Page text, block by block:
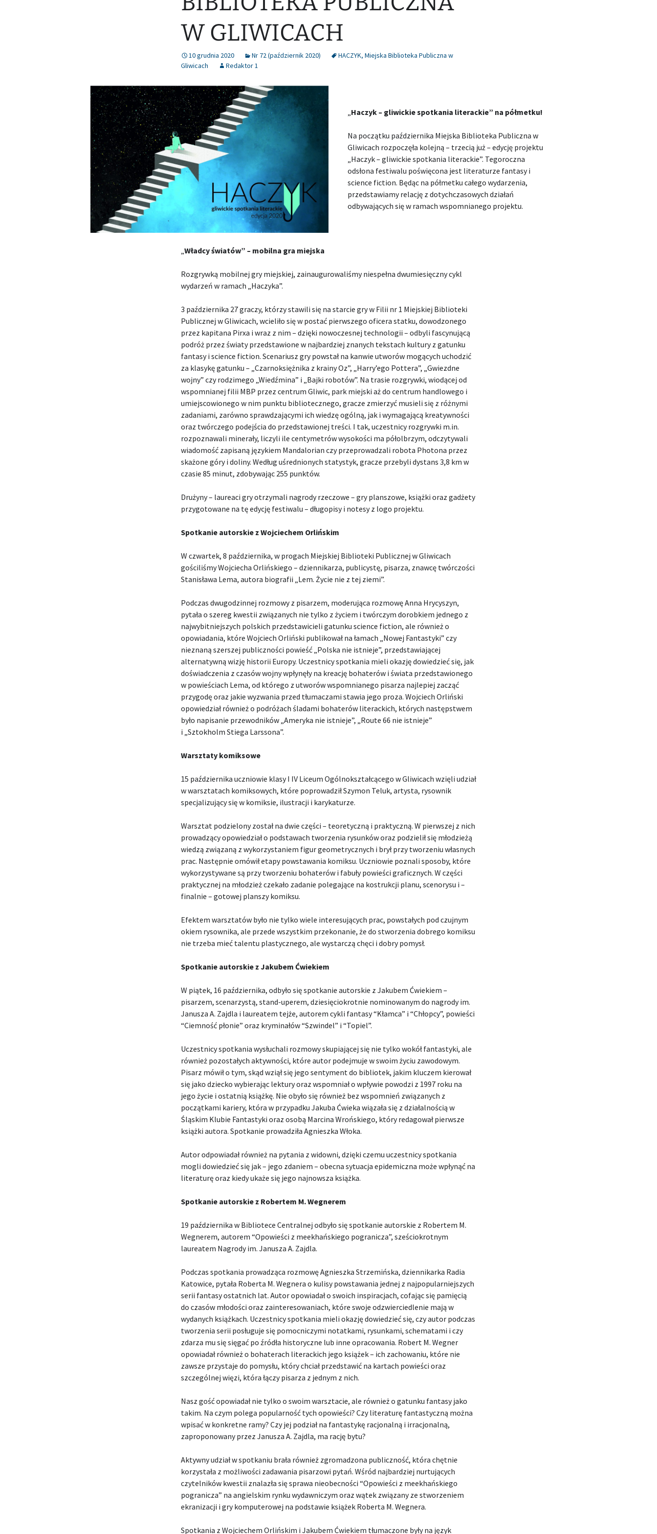
Nr 78 (lipiec/sierpieńW GLIWICACH
10 grudnia 2020 Nr 72 (październik 2020) HACZYK, Miejska Biblioteka Publiczna w
Gliwicach
Redaktor 1
„Haczyk – gliwickie spotkania literackie” na półmetku!
Na początku października Miejska Biblioteka Publiczna w
Gliwicach rozpoczęła kolejną – trzecią już – edycję projektu
„Haczyk – gliwickie spotkania literackie”. Tegoroczna
odsłona festiwalu poświęcona jest literaturze fantasy i
science fiction. Będąc na półmetku całego wydarzenia,
przedstawiamy relację z dotychczasowych działań
odbywających się w ramach wspomnianego projektu.
Władcy światów” – mobilna gra miejska
Rozgrywką mobilnej gry miejskiej, zainaugurowaliśmy niespełna dwumiesięczny cykl
wydarzeń w ramach „Haczyka”.
3 października 27 graczy, którzy stawili się na starcie gry w Filii nr 1 Miejskiej Biblioteki
Publicznej w Gliwicach, wcieliło się w postać pierwszego oficera statku, dowodzonego
przez kapitana Pirxa i wraz z nim – dzięki nowoczesnej technologii – odbyli fascynującą
podróż przez światy przedstawione w najbardziej znanych tekstach kultury z gatunku
fantasy i science fiction. Scenariusz gry powstał na kanwie utworów mogących uchodzić
za klasykę gatunku – „Czarnoksiężnika z krainy Oz”, „Harry’ego Pottera”, „Gwiezdne
wojny” czy rodzimego „Wiedźmina” i „Bajki robotów”. Na trasie rozgrywki, wiodącej od
wspomnianej filii MBP przez centrum Gliwic, park miejski aż do centrum handlowego i
umiejscowionego w nim punktu bibliotecznego, gracze zmierzyć musieli się z różnymi
zadaniami, zarówno sprawdzającymi ich wiedzę ogólną, jak i wymagającą kreatywności
oraz twórczego podejścia do przedstawionej treści. I tak, uczestnicy rozgrywki m.in.
rozpoznawali minerały, liczyli ile centymetrów wysokości ma półolbrzym, odczytywali
wiadomość zapisaną językiem Mandalorian czy przeprowadzali robota Photona przez
skażone góry i doliny. Według uśrednionych statystyk, gracze przebyli dystans 3,8 km w
czasie 85 minut, zdobywając 255 punktów.
Drużyny – laureaci gry otrzymali nagrody rzeczowe – gry planszowe, książki oraz gadżety
przygotowane na tę edycję festiwalu – długopisy i notesy z logo projektu.
Spotkanie autorskie z Wojciechem Orlińskim
W czwartek, 8 października, w progach Miejskiej Biblioteki Publicznej w Gliwicach
gościliśmy Wojciecha Orlińskiego – dziennikarza, publicystę, pisarza, znawcę twórczości
Stanisława Lema, autora biografii „Lem. Życie nie z tej ziemi”.
Podczas dwugodzinnej rozmowy z pisarzem, moderująca rozmowę Anna Hrycyszyn,
pytała o szereg kwestii związanych nie tylko z życiem i twórczym dorobkiem jednego z
najwybitniejszych polskich przedstawicieli gatunku science fiction, ale również o
opowiadania, które Wojciech Orliński publikował na łamach „Nowej Fantastyki” czy
nieznaną szerszej publiczności powieść „Polska nie istnieje”, przedstawiającej
alternatywną wizję historii Europy. Uczestnicy spotkania mieli okazję dowiedzieć się, jak
doświadczenia z czasów wojny wpłynęły na kreację bohaterów i świata przedstawionego
w powieściach Lema, od którego z utworów wspomnianego pisarza najlepiej zacząć
przygodę oraz jakie wyzwania przed tłumaczami stawia jego proza. Wojciech Orliński
opowiedział również o podróżach śladami bohaterów literackich, których następstwem
było napisanie przewodników „Ameryka nie istnieje”, „Route 66 nie istnieje”
i „Sztokholm Stiega Larssona”.
Warsztaty komiksowe
15 października uczniowie klasy I IV Liceum Ogólnokształcącego w Gliwicach wzięli udział
w warsztatach komiksowych, które poprowadził Szymon Teluk, artysta, rysownik
specjalizujący się w komiksie, ilustracji i karykaturze.
Warsztat podzielony został na dwie części – teoretyczną i praktyczną. W pierwszej z nich
prowadzący opowiedział o podstawach tworzenia rysunków oraz podzielił się młodzieżą
wiedzą związaną z wykorzystaniem figur geometrycznych i brył przy tworzeniu własnych
prac. Następnie omówił etapy powstawania komiksu. Uczniowie poznali sposoby, które
wykorzystywane są przy tworzeniu bohaterów i fabuły powieści graficznych. W części
praktycznej na młodzież czekało zadanie polegające na kostrukcji planu, scenorysu i –
finalnie – gotowej planszy komiksu.
Efektem warsztatów było nie tylko wiele interesujących prac, powstałych pod czujnym
okiem rysownika, ale przede wszystkim przekonanie, że do stworzenia dobrego komiksu
nie trzeba mieć talentu plastycznego, ale wystarczą chęci i dobry pomysł.
Spotkanie autorskie z Jakubem Ćwiekiem
W piątek, 16 października, odbyło się spotkanie autorskie z Jakubem Ćwiekiem –
pisarzem, scenarzystą, stand-uperem, dziesięciokrotnie nominowanym do nagrody im.
Janusza A. Zajdla i laureatem tejże, autorem cykli fantasy “Kłamca” i “Chłopcy”, powieści
“Ciemność płonie” oraz kryminałów “Szwindel” i “Topiel”.
Uczestnicy spotkania wysłuchali rozmowy skupiającej się nie tylko wokół fantastyki, ale
również pozostałych aktywności, które autor podejmuje w swoim życiu zawodowym.
Pisarz mówił o tym, skąd wziął się jego sentyment do bibliotek, jakim kluczem kierował
się jako dziecko wybierając lektury oraz wspomniał o wpływie powodzi z 1997 roku na
jego życie i ostatnią książkę. Nie obyło się również bez wspomnień związanych z
początkami kariery, która w przypadku Jakuba Ćwieka wiązała się z działalnością w
Śląskim Klubie Fantastyki oraz osobą Marcina Wrońskiego, który redagował pierwsze
książki autora. Spotkanie prowadziła Agnieszka Włoka.
Autor odpowiadał również na pytania z widowni, dzięki czemu uczestnicy spotkania
mogli dowiedzieć się jak – jego zdaniem – obecna sytuacja epidemiczna może wpłynąć na
literaturę oraz kiedy ukaże się jego najnowsza książka.
Spotkanie autorskie z Robertem M. Wegnerem
19 października w Bibliotece Centralnej odbyło się spotkanie autorskie z Robertem M.
Wegnerem, autorem “Opowieści z meekhańskiego pogranicza”, sześciokrotnym
laureatem Nagrody im. Janusza A. Zajdla.
Podczas spotkania prowadząca rozmowę Agnieszka Strzemińska, dziennikarka Radia
Katowice, pytała Roberta M. Wegnera o kulisy powstawania jednej z najpopularniejszych
serii fantasy ostatnich lat. Autor opowiadał o swoich inspiracjach, cofając się pamięcią
do czasów młodości oraz zainteresowaniach, które swoje odzwierciedlenie mają w
wydanych książkach. Uczestnicy spotkania mieli okazję dowiedzieć się, czy autor podczas
tworzenia serii posługuje się pomocniczymi notatkami, rysunkami, schematami i czy
zdarza mu się sięgać po źródła historyczne lub inne opracowania. Robert M. Wegner
opowiadał również o bohaterach literackich jego książek – ich zachowaniu, które nie
zawsze przystaje do pomysłu, który chciał przedstawić na kartach powieści oraz
szczególnej więzi, która łączy pisarza z jednym z nich.
Nasz gość opowiadał nie tylko o swoim warsztacie, ale również o gatunku fantasy jako
takim. Na czym polega popularność tych opowieści? Czy literaturę fantastyczną można
wpisać w konkretne ramy? Czy jej podział na fantastykę racjonalną i irracjonalną,
zaproponowany przez Janusza A. Zajdla, ma rację bytu?
Aktywny udział w spotkaniu brała również zgromadzona publiczność, która chętnie
korzystała z możliwości zadawania pisarzowi pytań. Wśród najbardziej nurtujących
czytelników kwestii znalazła się sprawa nieobecności “Opowieści z meekhańskiego
pogranicza” na angielskim rynku wydawniczym oraz wątek związany ze stworzeniem
ekranizacji i gry komputerowej na podstawie książek Roberta M. Wegnera.
Spotkania z Wojciechem Orlińskim i Jakubem Ćwiekiem tłumaczone były na język